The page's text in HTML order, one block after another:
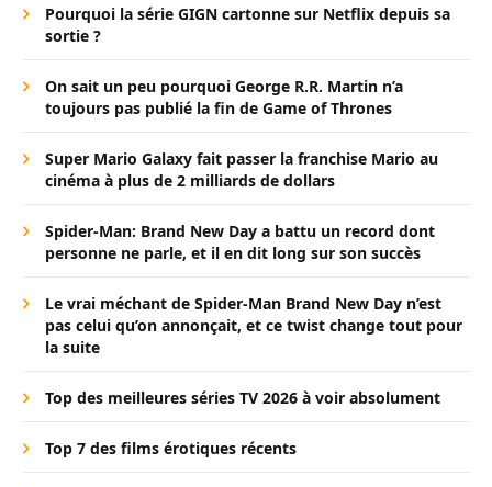
Pourquoi la série GIGN cartonne sur Netflix depuis sa
sortie ?
On sait un peu pourquoi George R.R. Martin n’a
toujours pas publié la fin de Game of Thrones
Super Mario Galaxy fait passer la franchise Mario au
cinéma à plus de 2 milliards de dollars
Spider-Man: Brand New Day a battu un record dont
personne ne parle, et il en dit long sur son succès
Le vrai méchant de Spider-Man Brand New Day n’est
pas celui qu’on annonçait, et ce twist change tout pour
la suite
Top des meilleures séries TV 2026 à voir absolument
Top 7 des films érotiques récents